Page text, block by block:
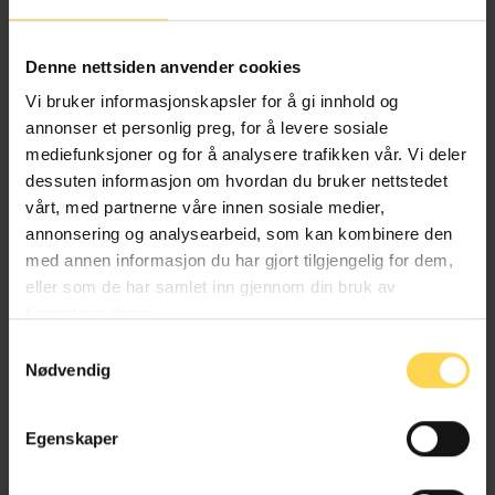
Denne nettsiden anvender cookies
Vi bruker informasjonskapsler for å gi innhold og
annonser et personlig preg, for å levere sosiale
mediefunksjoner og for å analysere trafikken vår. Vi deler
dessuten informasjon om hvordan du bruker nettstedet
vårt, med partnerne våre innen sosiale medier,
annonsering og analysearbeid, som kan kombinere den
med annen informasjon du har gjort tilgjengelig for dem,
eller som de har samlet inn gjennom din bruk av
Nødvendig
Egenskaper
Helse- og omsorgsrett
Angrerettloven
EU/EØS-rett
Forbruker-, kjøps- og konkurranserett